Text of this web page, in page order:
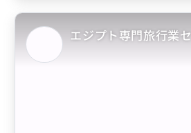
エジプト専門旅行業セ